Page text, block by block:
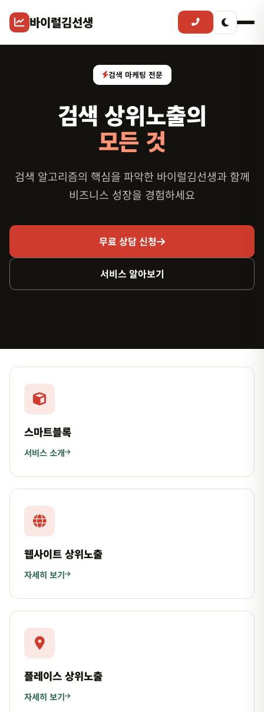
바이럴김선생
검색 마케팅 전문
검색 상위노출의
모든 것
검색 알고리즘의 핵심을 파악한 바이럴김선생과 함께
비즈니스 성장을 경험하세요
무료 상담 신청
서비스 알아보기
스마트블록
서비스 소개
웹사이트 상위노출
자세히 보기
플레이스 상위노출
자세히 보기